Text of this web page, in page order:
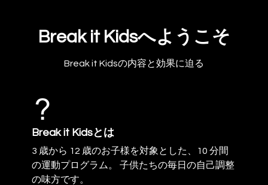
Break it Kidsへようこそ
Break it Kidsの内容と効果に迫る
Break it Kidsとは
3 歳から 12 歳のお子様を対象とした、10 分間
の運動プログラム。 子供たちの毎日の自己調整
の味方です。